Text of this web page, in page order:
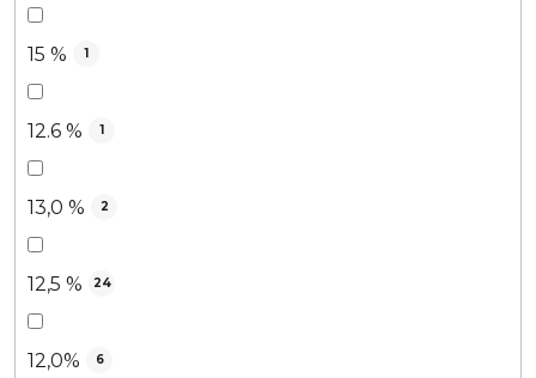
15 % 1
12.6 % 1
13,0 % 2
12,5 % 24
12,0% 6